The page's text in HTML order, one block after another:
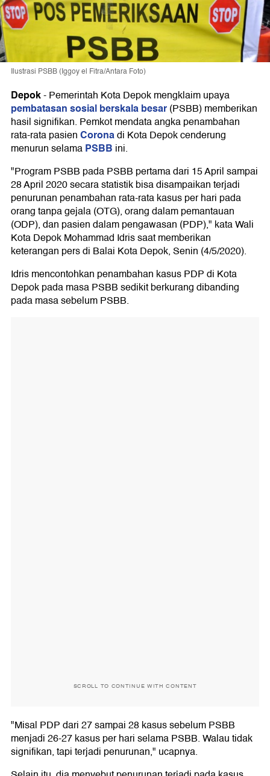
Ilustrasi PSBB (Iggoy el Fitra/Antara Foto)
Depok-Pemerintah Kota Depok mengklaim upaya
pembatasan sosial berskala besar(PSBB) memberikan
hasil signifikan. Pemkot mendata angka penambahan
rata-rata pasienCoronadi Kota Depok cenderung
menurun selamaPSBB ini.
"Program PSBB pada PSBB pertama dari 15 April sampai
28 April 2020 secara statistik bisa disampaikan terjadi
penurunan penambahan rata-rata kasus per hari pada
orang tanpa gejala (OTG), orang dalam pemantauan
(ODP), dan pasien dalam pengawasan (PDP)," kata Wali
Kota Depok Mohammad Idris saat memberikan
keterangan pers di Balai Kota Depok, Senin (4/5/2020).
Idris mencontohkan penambahan kasus PDP di Kota
Depok pada masa PSBB sedikit berkurang dibanding
pada masa sebelum PSBB.
SCROLL TO CONTINUE WITH CONTENT
"Misal PDP dari 27 sampai 28 kasus sebelum PSBB
menjadi 26-27 kasus per hari selama PSBB. Walau tidak
signifikan, tapi terjadi penurunan," ucapnya.